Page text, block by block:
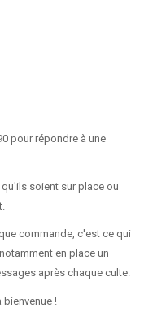
pour répondre à une
soient sur place ou
commande, c'est ce qui
en place un
après chaque culte.
!